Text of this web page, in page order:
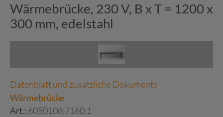
Wärmebrücke, 230 V, B x T = 1200 x
300 mm, edelstahl
Datenblatt und zusätzliche Dokumente
Wärmebrücke
Art.: 6050108;7160.1